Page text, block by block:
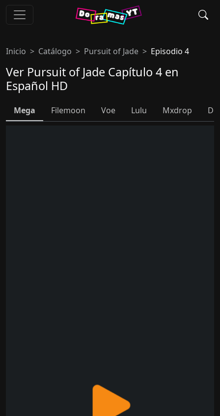
Inicio Catálogo Pursuit of Jade Episodio 4
Ver Pursuit of Jade Capítulo 4 en
Español HD
Mega Filemoon Voe Lulu Mxdrop